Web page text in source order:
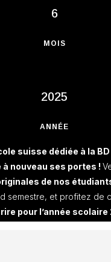
6
MOIS
2025
ANNÉE
suisse dédiée à la
nouveau ses portes !
de nos
semestre, et profitez de
pour l’année